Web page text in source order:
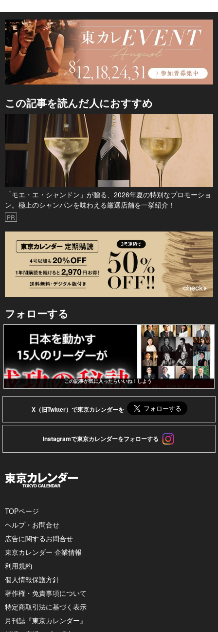
この記事を読んだ人におすすめ
「モエ・エ・シャンドン」が贈る、2026年夏の特別なプロモーショ
ン。極上のシャンパンを味わえる厳選店舗を一挙紹介！
PR
フォローする
この記事が気に入ったらいいね！しよう
X（旧Twitter）で東京カレンダーを
Instagramで東京カレンダーをフォローする
TOPページ
ヘルプ・お問合せ
広告に関するお問合せ
東京カレンダー 企業情報
利用規約
個人情報保護方針
著作権・免責事項について
特定商取引法に基づく表示
月刊誌『東京カレンダー』